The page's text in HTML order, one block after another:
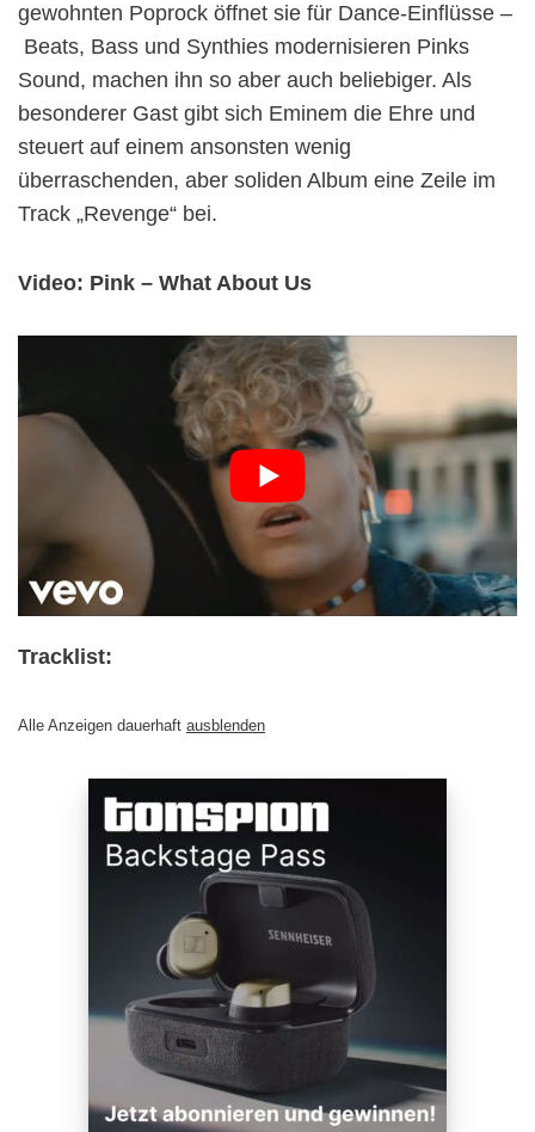
gewohnten Poprock öffnet sie für Dance-Einflüsse –
Beats, Bass und Synthies modernisieren Pinks
Sound, machen ihn so aber auch beliebiger. Als
besonderer Gast gibt sich Eminem die Ehre und
steuert auf einem ansonsten wenig
überraschenden, aber soliden Album eine Zeile im
Track „Revenge“ bei.
Video: Pink – What About Us
Tracklist:
Alle Anzeigen dauerhaft ausblenden